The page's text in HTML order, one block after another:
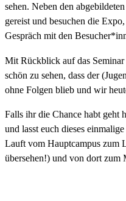
sehen. Neben den
gereist und besuchen die
Gespräch mit den
Mit Rückblick auf das Seminar
schön zu sehen, dass der
ohne Folgen blieb und wir
Falls ihr die Chance habt geht
und lasst euch dieses
Lauft vom Hauptcampus zum
übersehen!) und von dort zum